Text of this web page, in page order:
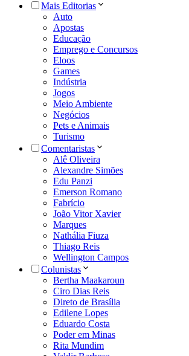
Mais Editorias
Auto
Apostas
Educação
Emprego e Concursos
Eloos
Games
Indústria
Jogos
Meio Ambiente
Negócios
Pets e Animais
Turismo
Comentaristas
Alê Oliveira
Alexandre Simões
Edu Panzi
Emerson Romano
Fabrício
João Vitor Xavier
Marques
Nathália Fiuza
Thiago Reis
Wellington Campos
Colunistas
Bertha Maakaroun
Ciro Dias Reis
Direto de Brasília
Edilene Lopes
Eduardo Costa
Poder em Minas
Rita Mundim